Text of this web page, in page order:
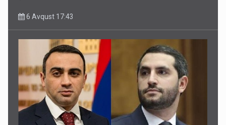
6 Avqust 17:43